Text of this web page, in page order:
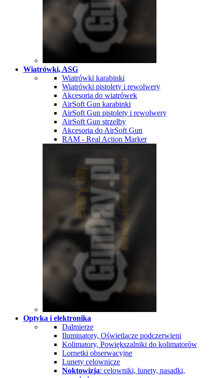
Wiatrówki, ASG
Wiatrówki karabinki
Wiatrówki pistolety i rewolwery
Akcesoria do wiatrówek
AirSoft Gun karabinki
AirSoft Gun pistolety i rewolwery
AirSoft Gun strzelby
Akcesoria do AirSoft Gun
RAM - Real Action Marker
Optyka i elektronika
Dalmierze
Iluminatory, Oświetlacze podczerwieni
Kolimatory, Powiększalniki do kolimatorów
Lornetki obserwacyjne
Lunety celownicze
Noktowizja: celowniki, lunety, nasadki,